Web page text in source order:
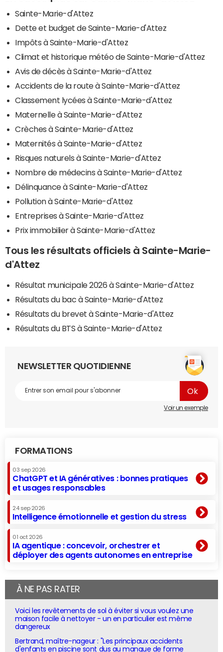
Sainte-Marie-d'Attez
Dette et budget de Sainte-Marie-d'Attez
Impôts à Sainte-Marie-d'Attez
Climat et historique météo de Sainte-Marie-d'Attez
Avis de décès à Sainte-Marie-d'Attez
Accidents de la route à Sainte-Marie-d'Attez
Classement lycées à Sainte-Marie-d'Attez
Maternelle à Sainte-Marie-d'Attez
Crèches à Sainte-Marie-d'Attez
Maternités à Sainte-Marie-d'Attez
Risques naturels à Sainte-Marie-d'Attez
Nombre de médecins à Sainte-Marie-d'Attez
Délinquance à Sainte-Marie-d'Attez
Pollution à Sainte-Marie-d'Attez
Entreprises à Sainte-Marie-d'Attez
Prix immobilier à Sainte-Marie-d'Attez
Tous les résultats officiels à Sainte-Marie-
d'Attez
Résultat municipale 2026 à Sainte-Marie-d'Attez
Résultats du bac à Sainte-Marie-d'Attez
Résultats du brevet à Sainte-Marie-d'Attez
Résultats du BTS à Sainte-Marie-d'Attez
NEWSLETTER QUOTIDIENNE
Voir un exemple
FORMATIONS
03 sep 2026
ChatGPT et IA génératives : bonnes pratiques
et usages responsables
24 sep 2026
Intelligence émotionnelle et gestion du stress
01 oct 2026
IA agentique : concevoir, orchestrer et
déployer des agents autonomes en entreprise
À NE PAS RATER
Voici les revêtements de sol à éviter si vous voulez une
maison facile à nettoyer - un en particulier est même
dangereux
Bertrand, maître-nageur : "Les principaux accidents
d'enfants en piscine sont dus au manque de forme